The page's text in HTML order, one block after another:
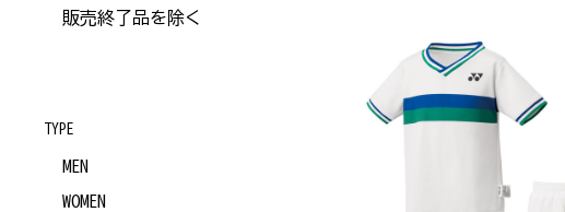
販売終了品を除く
TYPE
MEN
WOMEN